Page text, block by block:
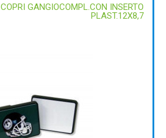
COPRI GANGIOCOMPL.CON INSERTO
PLAST.12X8,7